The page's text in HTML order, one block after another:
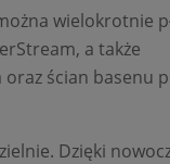
wielokrotnie
a także
ścian basenu
Dzięki